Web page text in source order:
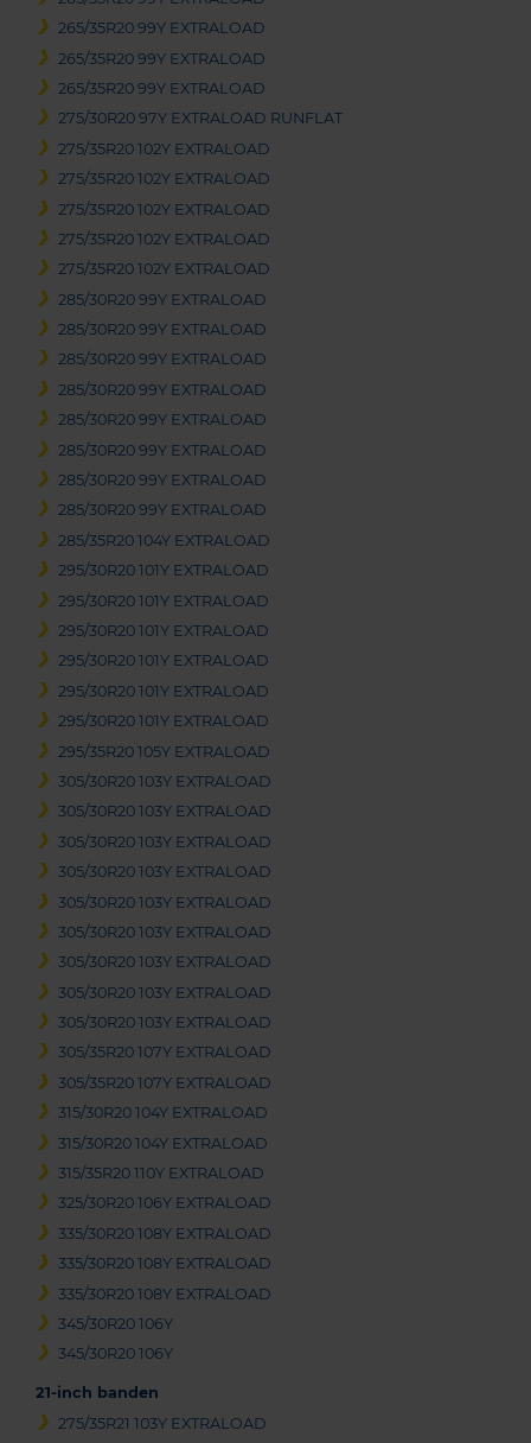
265/35R20 99Y EXTRALOAD
265/35R20 99Y EXTRALOAD
265/35R20 99Y EXTRALOAD
275/30R20 97Y EXTRALOAD RUNFLAT
275/35R20 102Y EXTRALOAD
275/35R20 102Y EXTRALOAD
275/35R20 102Y EXTRALOAD
275/35R20 102Y EXTRALOAD
275/35R20 102Y EXTRALOAD
285/30R20 99Y EXTRALOAD
285/30R20 99Y EXTRALOAD
285/30R20 99Y EXTRALOAD
285/30R20 99Y EXTRALOAD
285/30R20 99Y EXTRALOAD
285/30R20 99Y EXTRALOAD
285/30R20 99Y EXTRALOAD
285/30R20 99Y EXTRALOAD
285/35R20 104Y EXTRALOAD
295/30R20 101Y EXTRALOAD
295/30R20 101Y EXTRALOAD
295/30R20 101Y EXTRALOAD
295/30R20 101Y EXTRALOAD
295/30R20 101Y EXTRALOAD
295/30R20 101Y EXTRALOAD
295/35R20 105Y EXTRALOAD
305/30R20 103Y EXTRALOAD
305/30R20 103Y EXTRALOAD
305/30R20 103Y EXTRALOAD
305/30R20 103Y EXTRALOAD
305/30R20 103Y EXTRALOAD
305/30R20 103Y EXTRALOAD
305/30R20 103Y EXTRALOAD
305/30R20 103Y EXTRALOAD
305/30R20 103Y EXTRALOAD
305/35R20 107Y EXTRALOAD
305/35R20 107Y EXTRALOAD
315/30R20 104Y EXTRALOAD
315/30R20 104Y EXTRALOAD
315/35R20 110Y EXTRALOAD
325/30R20 106Y EXTRALOAD
335/30R20 108Y EXTRALOAD
335/30R20 108Y EXTRALOAD
335/30R20 108Y EXTRALOAD
345/30R20 106Y
345/30R20 106Y
21-inch banden
275/35R21 103Y EXTRALOAD